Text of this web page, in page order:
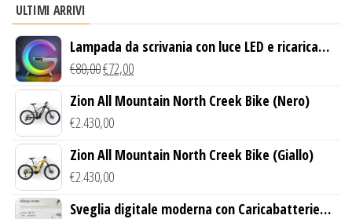
ULTIMI ARRIVI
Lampada da scrivania con luce LED e ricarica
wireless
€80,00€72,00
Zion All Mountain North Creek Bike (Nero)
€2.430,00
Zion All Mountain North Creek Bike (Giallo)
€2.430,00
Sveglia digitale moderna con Caricabatterie